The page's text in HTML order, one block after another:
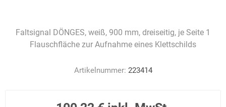
Faltsignal DÖNGES, weiß, 900 mm, dreiseitig, je Seite 1
Flauschfläche zur Aufnahme eines Klettschilds
Artikelnummer: 223414